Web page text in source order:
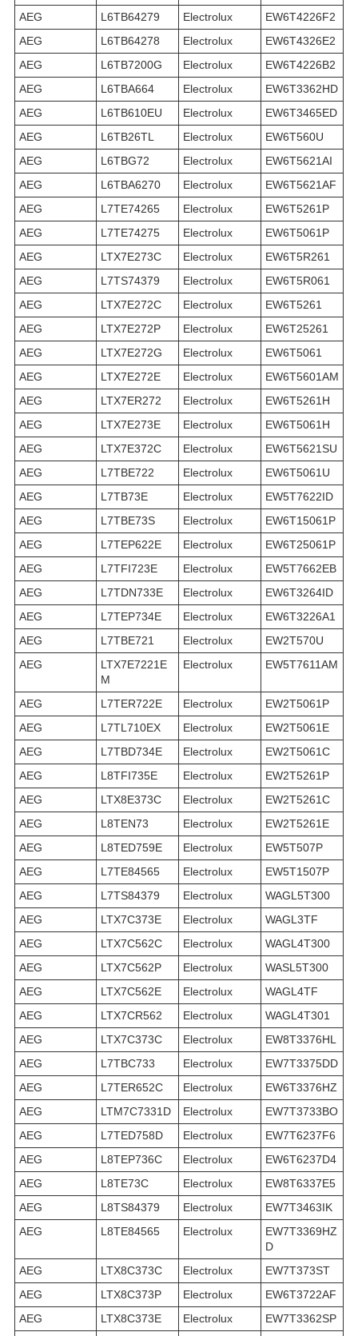
AEG
L6TB64279 Electrolux
EW6T4226F2
AEG
L6TB64278 Electrolux
EW6T4326E2
AEG
L6TB7200G Electrolux
EW6T4226B2
AEG
L6TBA664 Electrolux
EW6T3362HD
AEG
L6TB610EU Electrolux
EW6T3465ED
AEG
L6TB26TL Electrolux
EW6T560U
AEG
L6TBG72 Electrolux
EW6T5621AI
AEG
L6TBA6270 Electrolux
EW6T5621AF
AEG
L7TE74265 Electrolux
EW6T5261P
AEG
L7TE74275 Electrolux
EW6T5061P
AEG
LTX7E273C Electrolux
EW6T5R261
AEG
L7TS74379 Electrolux
EW6T5R061
AEG
LTX7E272C Electrolux
EW6T5261
AEG
LTX7E272P Electrolux
EW6T25261
AEG
LTX7E272G Electrolux
EW6T5061
AEG
LTX7E272E Electrolux
EW6T5601AM
AEG
LTX7ER272 Electrolux
EW6T5261H
AEG
LTX7E273E Electrolux
EW6T5061H
AEG
LTX7E372C Electrolux
EW6T5621SU
AEG
L7TBE722 Electrolux
EW6T5061U
AEG
L7TB73E Electrolux
EW5T7622ID
AEG
L7TBE73S Electrolux
EW6T15061P
AEG
L7TEP622E Electrolux
EW6T25061P
AEG
L7TFI723E Electrolux
EW5T7662EB
AEG
L7TDN733E Electrolux
EW6T3264ID
AEG
L7TEP734E Electrolux
EW6T3226A1
AEG
L7TBE721 Electrolux
EW2T570U
AEG
LTX7E7221E
M
Electrolux EW5T7611AM
AEG L7TER722E Electrolux
EW2T5061P
AEG
L7TL710EX Electrolux
EW2T5061E
AEG
L7TBD734E Electrolux
EW2T5061C
AEG
L8TFI735E Electrolux
EW2T5261P
AEG
LTX8E373C Electrolux
EW2T5261C
AEG
L8TEN73 Electrolux
EW2T5261E
AEG
L8TED759E Electrolux
EW5T507P
AEG
L7TE84565 Electrolux
EW5T1507P
AEG
L7TS84379 Electrolux
WAGL5T300
AEG
LTX7C373E Electrolux
WAGL3TF
AEG
LTX7C562C Electrolux
WAGL4T300
AEG
LTX7C562P Electrolux
WASL5T300
AEG
LTX7C562E Electrolux
WAGL4TF
AEG
LTX7CR562 Electrolux
WAGL4T301
AEG
LTX7C373C Electrolux
EW8T3376HL
AEG
L7TBC733 Electrolux
EW7T3375DD
AEG
L7TER652C Electrolux
EW6T3376HZ
AEG
LTM7C7331D Electrolux
EW7T3733BO
AEG
L7TED758D Electrolux
EW7T6237F6
AEG
L8TEP736C Electrolux
EW6T6237D4
AEG
L8TE73C Electrolux
EW8T6337E5
AEG
L8TS84379 Electrolux
EW7T3463IK
AEG
L8TE84565 Electrolux
EW7T3369HZ
D
AEG
LTX8C373C Electrolux
EW7T373ST
AEG
LTX8C373P Electrolux
EW6T3722AF
AEG
LTX8C373E Electrolux
EW7T3362SP